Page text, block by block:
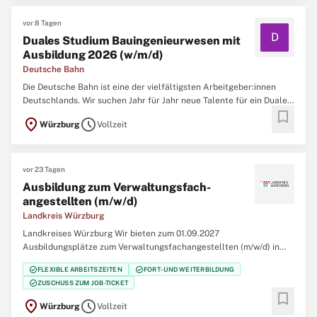
vor 8 Tagen
Duales Studium Bauingenieurwesen mit
Ausbildung 2026 (w/m/d)
Deutsche Bahn
D
Die Deutsche Bahn ist eine der vielfältigsten Arbeitgeber:innen
Deutschlands. Wir suchen Jahr für Jahr neue Talente für ein Duales
Hochschule studieren: durch die Kombination von Praxis und
location_on WürzburgscheduleVollzeit bookmark
vor 23 Tagen
Ausbildung zum Verwaltungs­fach­
angestellten (m/w/d)
Landkreis Würzburg
Landkreises Würzburg Wir bieten zum 01.09.2027
Ausbildungsplätze zum Verwaltungsfachangestellten (m/w/d) in
der Fachrichtung allgemeine innere Verwaltung des Freistaates
Bayern und Kommunalverwaltung an. Ausbildungsinhalte: Während
der dreijährigen dualen Ausbildung lernen Sie u. a. folgende
Ausbildungsinhalte ...
check_circleFLEXIBLE ARBEITSZEITEN check_circleFORT- UND WEITERBILDUNG
check_circleZUSCHUSS ZUM JOB-TICKET
location_on WürzburgscheduleVollzeit bookmark